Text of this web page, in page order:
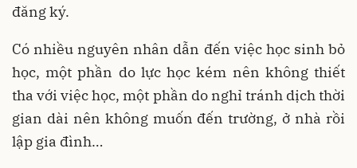
đăng ký.
Có nhiều nguyên nhân dẫn đến việc học sinh bỏ
học, một phần do lực học kém nên không thiết
tha với việc học, một phần do nghỉ tránh dịch thời
gian dài nên không muốn đến trường, ở nhà rồi
lập gia đình…